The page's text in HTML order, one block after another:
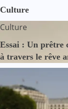
Culture
Culture
Essai : Un prêtre
à travers le rêve